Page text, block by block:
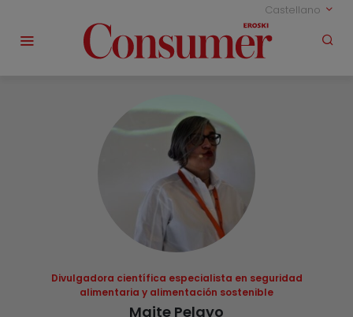
Castellano
Divulgadora científica especialista en seguridad
alimentaria y alimentación sostenible
Maite Pelayo